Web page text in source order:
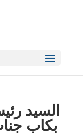
السيد
بكاب